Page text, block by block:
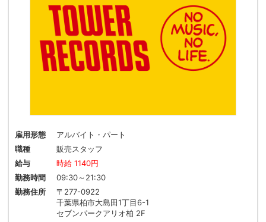
雇用形態
アルバイト・パート
職種
販売スタッフ
給与
時給 1140円
勤務時間
09:30～21:30
勤務住所
〒277-0922
千葉県柏市大島田1丁目6-1
セブンパークアリオ柏 2F